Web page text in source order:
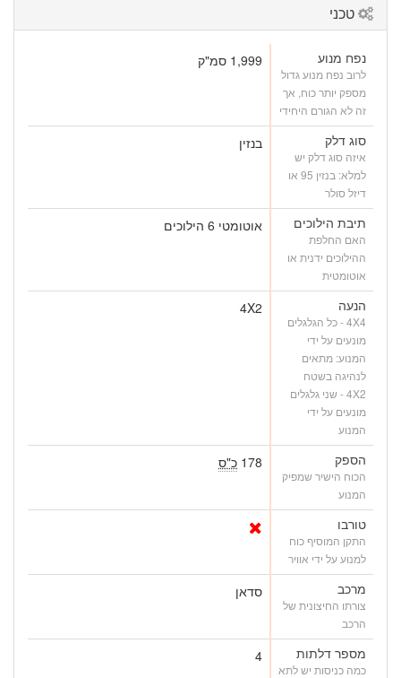
טכני
נפח מנוע
לרוב נפח מנוע גדול
מספק יותר כוח, אך
זה לא הגורם היחידי
1,999 סמ"ק
סוג דלק
איזה סוג דלק יש
למלא: בנזין 95 או
דיזל סולר
בנזין
תיבת הילוכים
האם החלפת
ההילוכים ידנית או
אוטומטית
אוטומטי 6 הילוכים
הנעה
4X4 - כל הגלגלים
מונעים על ידי
המנוע: מתאים
לנהיגה בשטח
4X2 - שני גלגלים
מונעים על ידי
המנוע
4X2
הספק
הכוח הישיר שמפיק
המנוע
178 כ"ס
טורבו
התקן המוסיף כוח
למנוע על ידי אוויר
מרכב
צורתו החיצונית של
הרכב
סדאן
מספר דלתות
כמה כניסות יש לתא
4